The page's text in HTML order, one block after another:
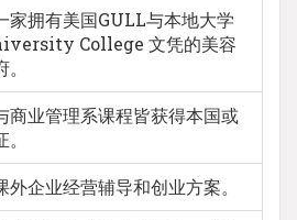
家拥有美国GULL与本地大学
College 文凭的美容
商业管理系课程皆获得本国或
外企业经营辅导和创业方案。